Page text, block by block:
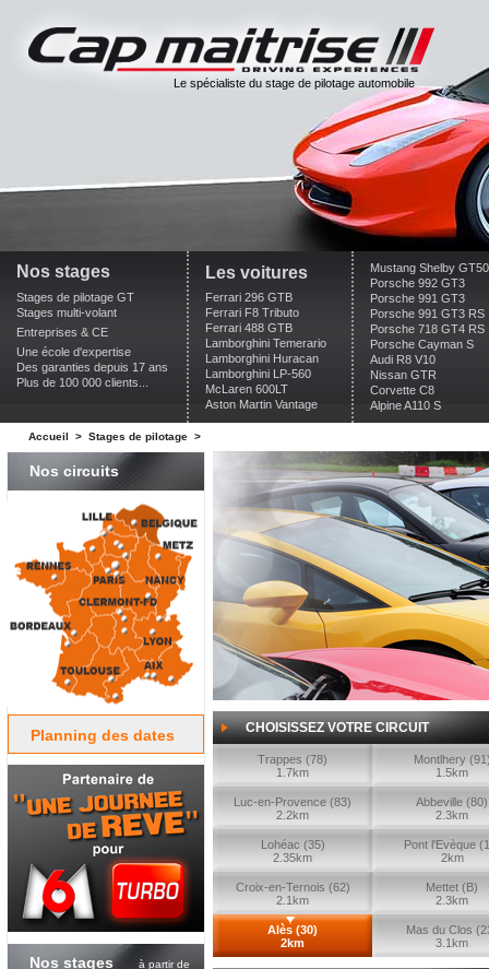
Le spécialiste du stage de pilotage automobile
Nos stages
Stages de pilotage GT
Stages multi-volant
Entreprises & CE
Une école d'expertise
Des garanties depuis 17 ans
Plus de 100 000 clients...
Les voitures
Ferrari 296 GTB
Ferrari F8 Tributo
Ferrari 488 GTB
Lamborghini Temerario
Lamborghini Huracan
Lamborghini LP-560
McLaren 600LT
Aston Martin Vantage
Mustang Shelby
Porsche 992 GT3
Porsche 991 GT3
Porsche 991 GT3 RS
Porsche 718 GT4 RS
Porsche Cayman S
Audi R8 V10
Nissan GTR
Corvette C8
Alpine A110 S
Accueil > Stages de pilotage >
Nos circuits
Planning des dates
Nos stages à partir de
CHOISISSEZ VOTRE CIRCUIT
Trappes (78)
1.7km
Montlhery
1.5km
Luc-en-Provence (83)
2.2km
Abbeville (80)
2.3km
Lohéac (35)
2.35km
Pont l'Evèque
2km
Croix-en-Ternois (62)
2.1km
Mettet (B)
2.3km
Alès (30)
2km
Mas du Clos
3.1km